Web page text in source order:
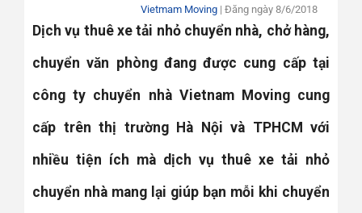
Vietmam Moving| Đăng ngày 8/6/2018
Dịch vụ thuê xe tải nhỏ chuyển nhà, chở hàng,
chuyển văn phòng đang được cung cấp tại
công ty chuyển nhà Vietnam Moving cung
cấp trên thị trường Hà Nội và TPHCM với
nhiều tiện ích mà dịch vụ thuê xe tải nhỏ
chuyển nhà mang lại giúp bạn mỗi khi chuyển